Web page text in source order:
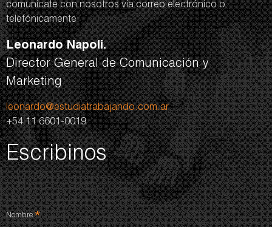
comunícate con nosotros vía correo electrónico o
telefónicamente:
Leonardo Napoli.
Director General de Comunicación y
Marketing
leonardo@estudiatrabajando.com.ar
+54 11 6601-0019
Escribinos
Nombre*